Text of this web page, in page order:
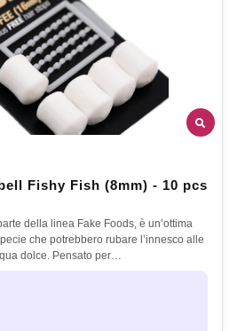
Fishy Fish (8mm) - 10 pcs
della linea Fake Foods, è un’ottima
che potrebbero rubare l’innesco alle
dolce. Pensato per…